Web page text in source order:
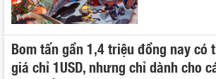
Bom tấn gần 1,4 triệu đồng nay có
giá chỉ 1USD, nhưng chỉ dành cho